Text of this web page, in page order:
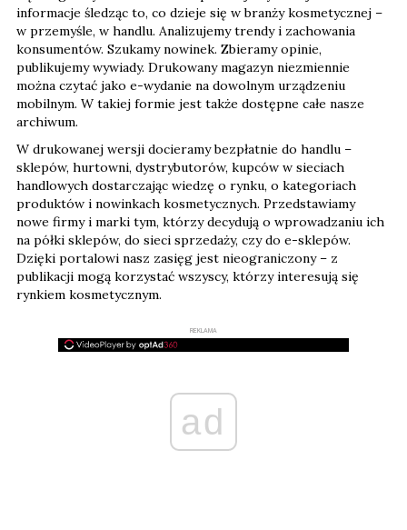
informacje śledząc to, co dzieje się w branży kosmetycznej –
w przemyśle, w handlu. Analizujemy trendy i zachowania
konsumentów. Szukamy nowinek. Zbieramy opinie,
publikujemy wywiady. Drukowany magazyn niezmiennie
można czytać jako e-wydanie na dowolnym urządzeniu
mobilnym. W takiej formie jest także dostępne całe nasze
archiwum.
W drukowanej wersji docieramy bezpłatnie do handlu –
sklepów, hurtowni, dystrybutorów, kupców w sieciach
handlowych dostarczając wiedzę o rynku, o kategoriach
produktów i nowinkach kosmetycznych. Przedstawiamy
nowe firmy i marki tym, którzy decydują o wprowadzaniu ich
na półki sklepów, do sieci sprzedaży, czy do e-sklepów.
Dzięki portalowi nasz zasięg jest nieograniczony – z
publikacji mogą korzystać wszyscy, którzy interesują się
rynkiem kosmetycznym.
REKLAMA
ad